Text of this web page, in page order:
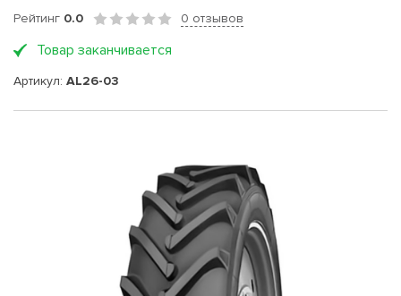
Рейтинг 0.0 0 отзывов
Товар заканчивается
Артикул: AL26-03